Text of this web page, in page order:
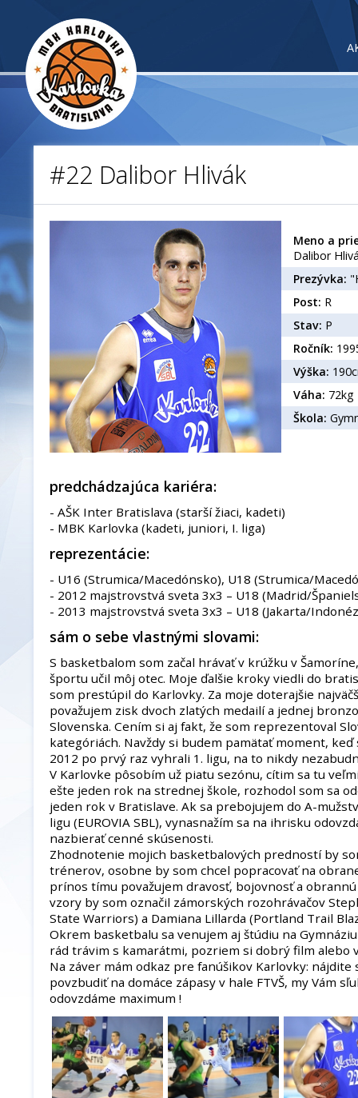
#22 Dalibor Hlivák
Meno a
Dalibor
Prezývka:
Post: R
Stav: P
Ročník:
Výška:
Váha: 72kg
Škola:
predchádzajúca kariéra:
- AŠK Inter Bratislava (starší žiaci, kadeti)
- MBK Karlovka (kadeti, juniori, I. liga)
reprezentácie:
- U16 (Strumica/Macedónsko), U18 (Strumica/
- 2012 majstrovstvá sveta 3x3 – U18 (Madrid/
- 2013 majstrovstvá sveta 3x3 – U18 (Jakarta/
sám o sebe vlastnými slovami:
S basketbalom som začal hrávať v krúžku v
športu učil môj otec. Moje ďalšie kroky viedli do
som prestúpil do Karlovky. Za moje doterajšie
považujem zisk dvoch zlatých medailí a jednej
Slovenska. Cením si aj fakt, že som reprezentoval
kategóriách. Navždy si budem pamätať moment,
2012 po prvý raz vyhrali 1. ligu, na to nikdy
V Karlovke pôsobím už piatu sezónu, cítim sa tu
ešte jeden rok na strednej škole, rozhodol som sa
jeden rok v Bratislave. Ak sa prebojujem do A-
ligu (EUROVIA SBL), vynasnažím sa na ihrisku
nazbierať cenné skúsenosti.
Zhodnotenie mojich basketbalových predností by
trénerov, osobne by som chcel popracovať na
prínos tímu považujem dravosť, bojovnosť a
vzory by som označil zámorských rozohrávačov
State Warriors) a Damiana Lillarda (Portland Trail
Okrem basketbalu sa venujem aj štúdiu na
rád trávim s kamarátmi, pozriem si dobrý film alebo
Na záver mám odkaz pre fanúšikov Karlovky: nájdite
povzbudiť na domáce zápasy v hale FTVŠ, my Vám
odovzdáme maximum !